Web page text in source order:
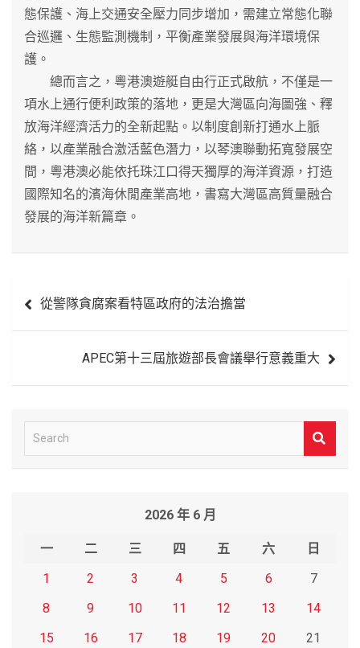
態保護、海上交通安全壓力同步增加，需建立常態化聯
合巡邏、生態監測機制，平衡產業發展與海洋環境保
護。
總而言之，粵港澳遊艇自由行正式啟航，不僅是一
項水上通行便利政策的落地，更是大灣區向海圖強、釋
放海洋經濟活力的全新起點。以制度創新打通水上脈
絡，以產業融合激活藍色潛力，以琴澳聯動拓寬發展空
間，粵港澳必能依托珠江口得天獨厚的海洋資源，打造
國際知名的濱海休閒產業高地，書寫大灣區高質量融合
發展的海洋新篇章。
章 從警隊貪腐案看特區政府的法治擔當
APEC第十三屆旅遊部長會議舉行意義重大
e
2026 年 6 月
一 二 三 四 五 六
日
1
2 3 4 5 6
7
8
9 10 11 12 13
14
15
16 17 18 19 20
21